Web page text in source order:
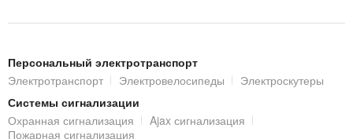
Персональный электротранспорт
Электротранспорт
Электровелосипеды
Электроскутеры
Системы сигнализации
Охранная сигнализация
Ajax сигнализация
Пожарная сигнализация